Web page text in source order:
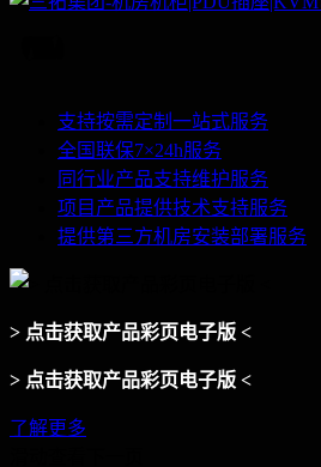
支持按需定制一站式服务
全国联保7×24h服务
同行业产品支持维护服务
项目产品提供技术支持服务
提供第三方机房安装部署服务
> 点击获取产品彩页电子版 <
> 点击获取产品彩页电子版 <
了解更多